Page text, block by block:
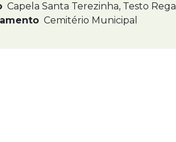
Capela Santa Terezinha, Testo Rega
Cemitério Municipal